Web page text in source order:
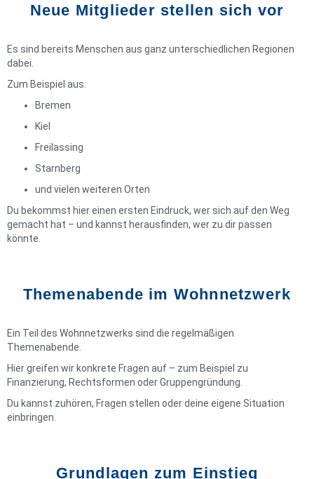
Neue Mitglieder stellen sich vor
Es sind bereits Menschen aus ganz unterschiedlichen Regionen
dabei.
Zum Beispiel aus:
Bremen
Kiel
Freilassing
Starnberg
und vielen weiteren Orten
Du bekommst hier einen ersten Eindruck, wer sich auf den Weg
gemacht hat – und kannst herausfinden, wer zu dir passen
könnte.
Themenabende im Wohnnetzwerk
Ein Teil des Wohnnetzwerks sind die regelmäßigen
Themenabende.
Hier greifen wir konkrete Fragen auf – zum Beispiel zu
Finanzierung, Rechtsformen oder Gruppengründung.
Du kannst zuhören, Fragen stellen oder deine eigene Situation
einbringen.
Grundlagen zum Einstieg